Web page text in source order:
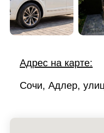
Адрес на карте:
Сочи, Адлер,